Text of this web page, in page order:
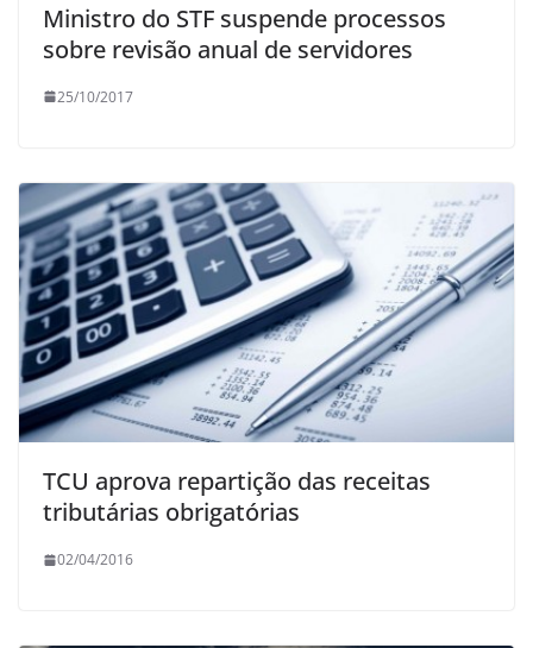
Ministro do STF suspende processos
sobre revisão anual de servidores
25/10/2017
TCU aprova repartição das receitas
tributárias obrigatórias
02/04/2016